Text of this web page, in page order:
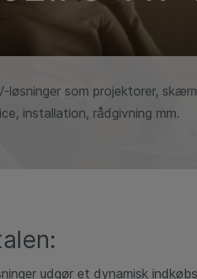
løsninger som projektorer,
installation, rådgivning mm.
udgør et dynamisk